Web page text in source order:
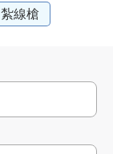
紮線槍